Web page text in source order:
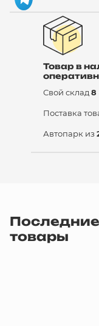
Товар в
Свой склад 8
Поставка
Автопарк из
товары